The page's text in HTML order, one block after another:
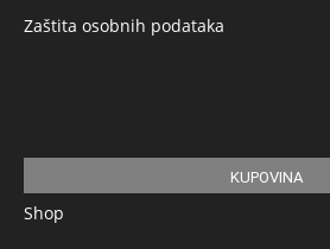
Zaštita osobnih podataka
KUPOVINA
Shop